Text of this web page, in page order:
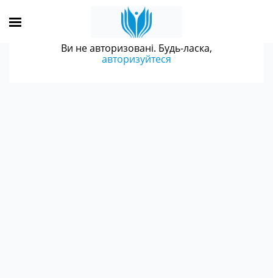
Ви не авторизовані. Будь-ласка,
авторизуйтеся